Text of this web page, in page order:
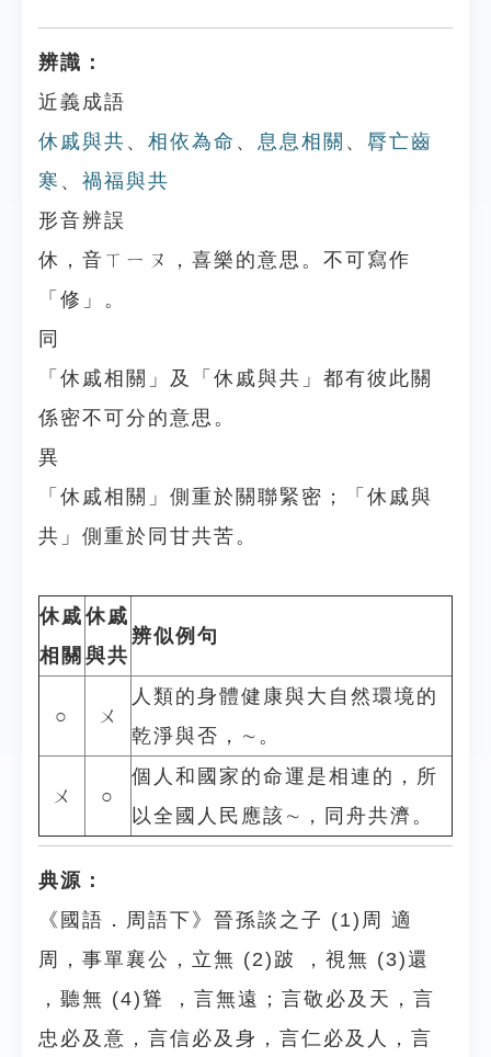
辨識：
近義成語
休戚與共 、 相依為命 、 息息相關 、 脣亡齒
寒 、 禍福與共
形音辨誤
休，音ㄒㄧㄡ，喜樂的意思。不可寫作
「修」。
同
「休戚相關」及「休戚與共」都有彼此關
係密不可分的意思。
異
「休戚相關」側重於關聯緊密；「休戚與
共」側重於同甘共苦。
休戚
相關
休戚
與共
辨似例句
○ ㄨ
人類的身體健康與大自然環境的
乾淨與否，∼。
ㄨ ○
個人和國家的命運是相連的，所
以全國人民應該∼，同舟共濟。
典源：
《國語．周語下》晉孫談之子 (1)周 適
周，事單襄公，立無 (2)跛 ，視無 (3)還
，聽無 (4)聳 ，言無遠；言敬必及天，言
忠必及意，言信必及身，言仁必及人，言